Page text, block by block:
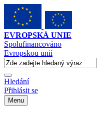
EVROPSKÁ UNIE
Spolufinancováno
Evropskou unií
Hledání
Přihlásit se
Menu